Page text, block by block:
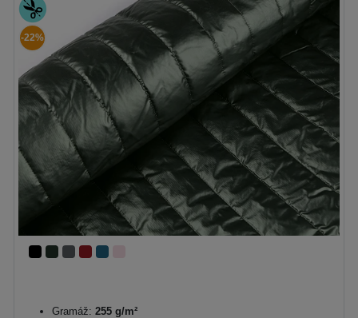
-22%
Gramáž: 255 g/m²